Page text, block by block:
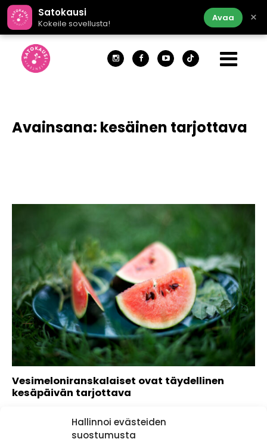
Hallinnoi evästeiden
suostumusta
Satokausi
Kokeile sovellusta!
Avaa ×
Avainsana: kesäinen tarjottava
Vesimeloniranskalaiset ovat täydellinen
kesäpäivän tarjottava
hauska ja kekseliäs tarjoiluehdotus tekee varmasti
vaikutuksen esimerkiksi...